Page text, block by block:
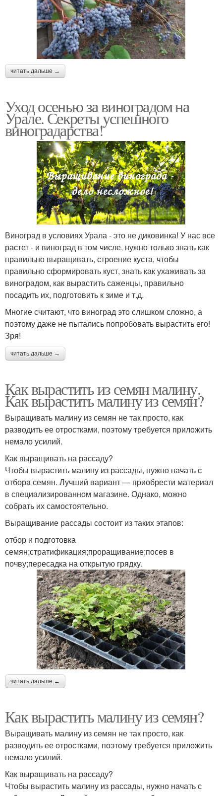
читать дальше →
Уход осенью за виноградом на
Урале. Секреты успешного
виноградарства!
Виноград в условиях Урала - это не диковинка! У нас все
растет - и виноград в том числе, нужно только знать как
правильно выращивать, строение куста, чтобы
правильно сформировать куст, знать как ухаживать за
виноградом, как вырастить саженцы, правильно
посадить их, подготовить к зиме и т.д.
Многие считают, что виноград это слишком сложно, а
поэтому даже не пытались попробовать вырастить его!
Зря!
читать дальше →
Как вырастить из семян малину.
Как вырастить малину из семян?
Выращивать малину из семян не так просто, как
разводить ее отростками, поэтому требуется приложить
немало усилий.
Как выращивать на рассаду?
Чтобы вырастить малину из рассады, нужно начать с
отбора семян. Лучший вариант — приобрести материал
в специализированном магазине. Однако, можно
собрать их самостоятельно.
Выращивание рассады состоит из таких этапов:
отбор и подготовка
семян;стратификация;проращивание;посев в
почву;пересадка на открытую грядку.
читать дальше →
Как вырастить малину из семян?
Выращивать малину из семян не так просто, как
разводить ее отростками, поэтому требуется приложить
немало усилий.
Как выращивать на рассаду?
Чтобы вырастить малину из рассады, нужно начать с